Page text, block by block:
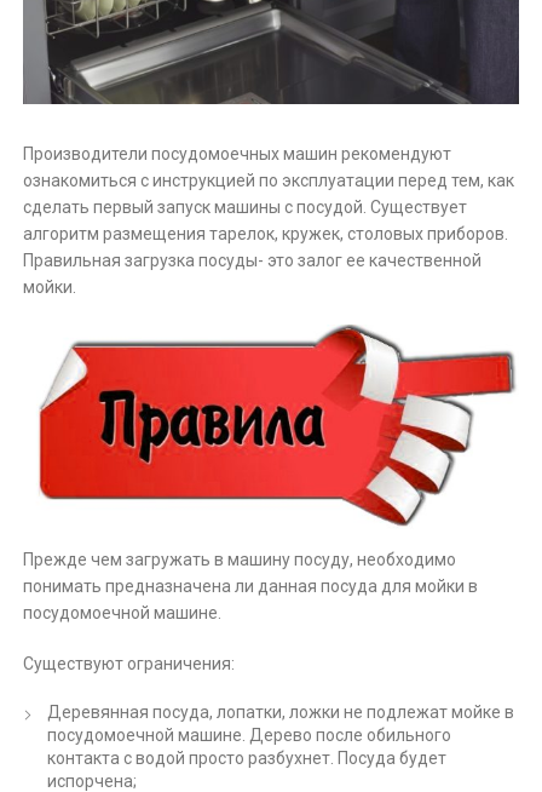
Производители посудомоечных машин рекомендуют
ознакомиться с инструкцией по эксплуатации перед тем, как
сделать первый запуск машины с посудой. Существует
алгоритм размещения тарелок, кружек, столовых приборов.
Правильная загрузка посуды- это залог ее качественной
мойки.
Прежде чем загружать в машину посуду, необходимо
понимать предназначена ли данная посуда для мойки в
посудомоечной машине.
Существуют ограничения:
Деревянная посуда, лопатки, ложки не подлежат мойке в
посудомоечной машине. Дерево после обильного
контакта с водой просто разбухнет. Посуда будет
испорчена;